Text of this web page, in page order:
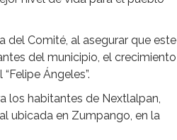
del Comité, al asegurar que este
del municipio, el crecimiento
Ángeles”.
los habitantes de Nextlalpan,
ubicada en Zumpango, en la